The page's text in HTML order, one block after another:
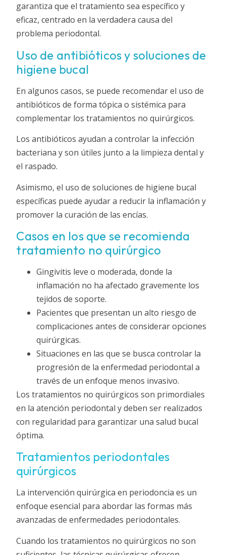
garantiza que el tratamiento sea específico y
eficaz, centrado en la verdadera causa del
problema periodontal.
Uso de antibióticos y soluciones de
higiene bucal
En algunos casos, se puede recomendar el uso de
antibióticos de forma tópica o sistémica para
complementar los tratamientos no quirúrgicos.
Los antibióticos ayudan a controlar la infección
bacteriana y son útiles junto a la limpieza dental y
el raspado.
Asimismo, el uso de soluciones de higiene bucal
específicas puede ayudar a reducir la inflamación y
promover la curación de las encías.
Casos en los que se recomienda
tratamiento no quirúrgico
Gingivitis leve o moderada, donde la
inflamación no ha afectado gravemente los
tejidos de soporte.
Pacientes que presentan un alto riesgo de
complicaciones antes de considerar opciones
quirúrgicas.
Situaciones en las que se busca controlar la
progresión de la enfermedad periodontal a
través de un enfoque menos invasivo.
Los tratamientos no quirúrgicos son primordiales
en la atención periodontal y deben ser realizados
con regularidad para garantizar una salud bucal
óptima.
Tratamientos periodontales
quirúrgicos
La intervención quirúrgica en periodoncia es un
enfoque esencial para abordar las formas más
avanzadas de enfermedades periodontales.
Cuando los tratamientos no quirúrgicos no son